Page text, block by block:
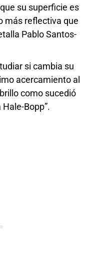
su superficie es
más reflectiva que
Pablo Santos-
si cambia su
acercamiento al
como sucedió
Bopp”.